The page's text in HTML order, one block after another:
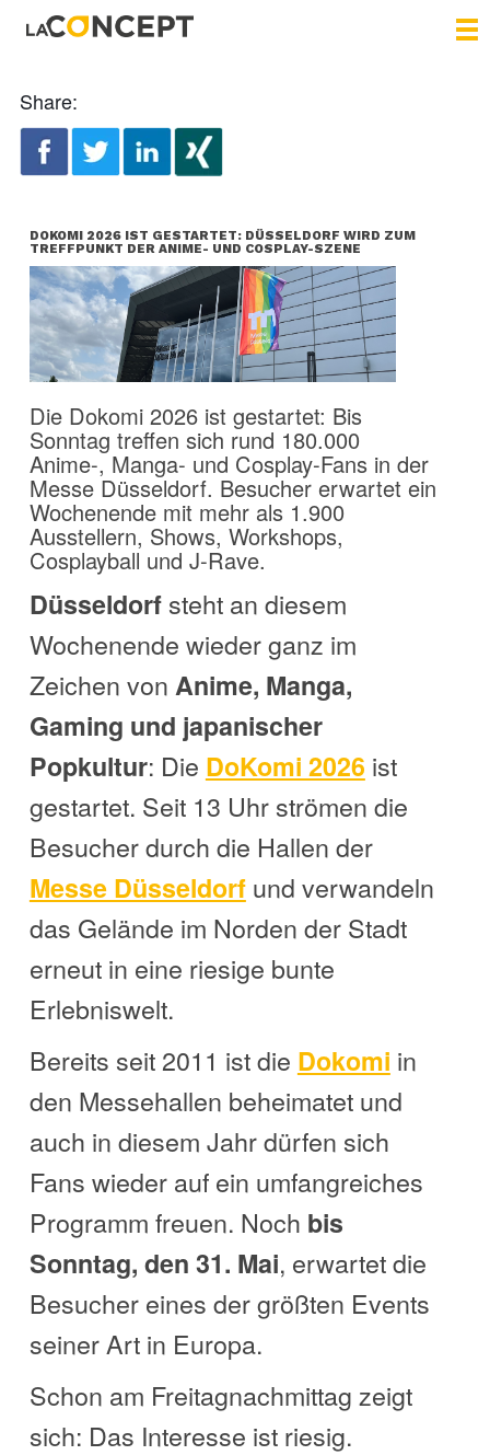
Share:
DOKOMI 2026 IST GESTARTET: DÜSSELDORF WIRD ZUM
TREFFPUNKT DER ANIME- UND COSPLAY-SZENE
Die Dokomi 2026 ist gestartet: Bis
Sonntag treffen sich rund 180.000
Anime-, Manga- und Cosplay-Fans in der
Messe Düsseldorf. Besucher erwartet ein
Wochenende mit mehr als 1.900
Ausstellern, Shows, Workshops,
Cosplayball und J-Rave.
Düsseldorfsteht an diesem
Wochenende wieder ganz im
Zeichen von Anime, Manga,
Gaming und japanischer
Popkultur: Die DoKomi 2026 ist
gestartet. Seit 13 Uhr strömen die
Besucher durch die Hallen der
Messe Düsseldorfund verwandeln
das Gelände im Norden der Stadt
erneut in eine riesige bunte
Erlebniswelt.
Bereits seit 2011 ist die Dokomi in
den Messehallen beheimatet und
auch in diesem Jahr dürfen sich
Fans wieder auf ein umfangreiches
Programm freuen. Noch bis
Sonntag, den 31. Mai, erwartet die
Besucher eines der größten Events
seiner Art in Europa.
Schon am Freitagnachmittag zeigt
sich: Das Interesse ist riesig.